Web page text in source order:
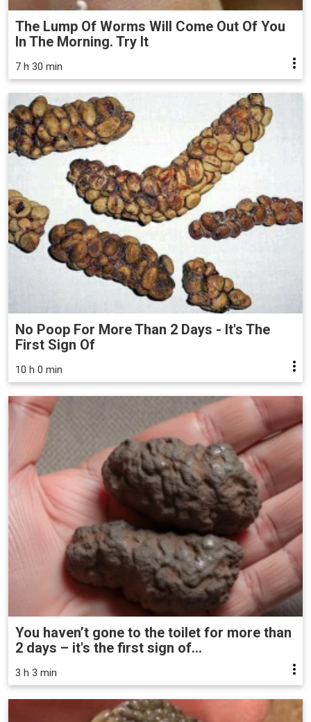
The Lump Of Worms Will Come Out Of You
In The Morning. Try It
7 h 30 min
No Poop For More Than 2 Days - It's The
First Sign Of
10 h 0 min
You haven’t gone to the toilet for more than
2 days – it's the first sign of...
3 h 3 min